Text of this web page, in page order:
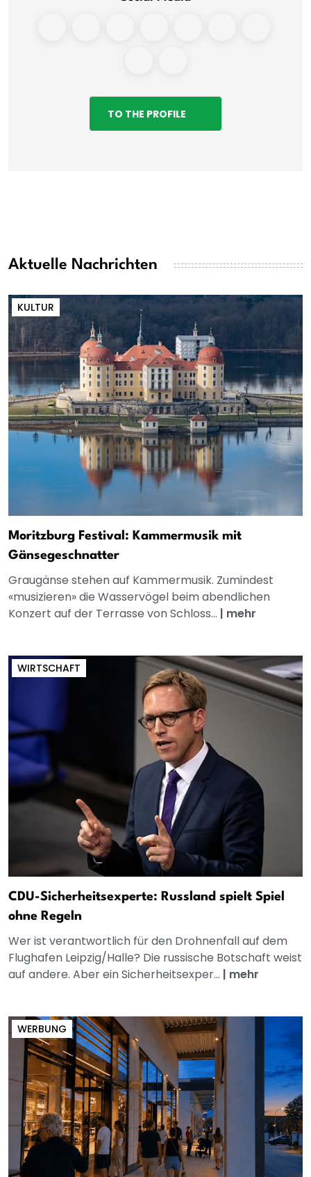
TO THE PROFILE
Aktuelle Nachrichten
KULTUR
Moritzburg Festival: Kammermusik mit
Gänsegeschnatter
Graugänse stehen auf Kammermusik. Zumindest
«musizieren» die Wasservögel beim abendlichen
Konzert auf der Terrasse von Schloss... | mehr
WIRTSCHAFT
CDU-Sicherheitsexperte: Russland spielt Spiel
ohne Regeln
Wer ist verantwortlich für den Drohnenfall auf dem
Flughafen Leipzig/Halle? Die russische Botschaft weist
auf andere. Aber ein Sicherheitsexper... | mehr
WERBUNG